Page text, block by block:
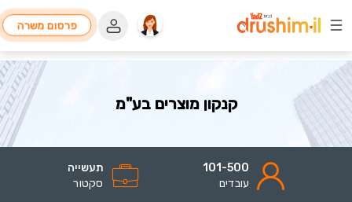
פרסום משרה
קנקון מוצרים בע"מ
101-500
עובדים
תעשייה
סקטור